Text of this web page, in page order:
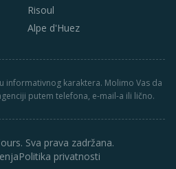
Risoul
Alpe d'Huez
informativnog karaktera. Molimo Vas da
putem telefona, e-mail-a ili lično.
Sva prava zadržana.
Politika privatnosti